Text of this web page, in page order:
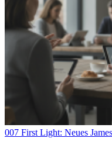
007 First Light: Neues